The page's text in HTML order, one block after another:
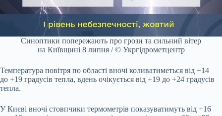
Синоптики попережають про грози та сильний вітер
на Київщині 8 липня / © Укргідрометцентр
Температура повітря по області вночі коливатиметься від +14
до +19 градусів тепла, вдень очікується від +19 до +24 градусів
тепла.
У Києві вночі стовпчики термометрів показуватимуть від +16